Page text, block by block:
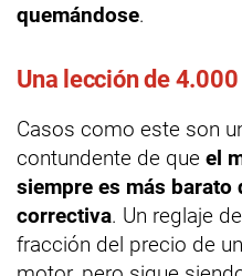
quemándose.
Una lección de
Casos como este son
contundente de que el
siempre es más barato
correctiva. Un reglaje
fracción del precio de